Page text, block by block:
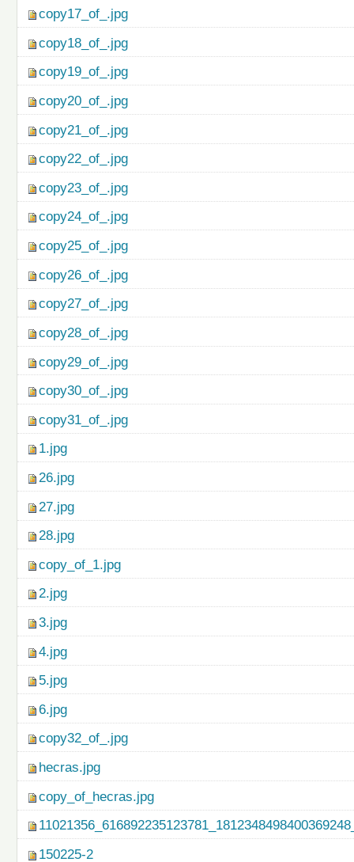
copy17_of_.jpg
copy18_of_.jpg
copy19_of_.jpg
copy20_of_.jpg
copy21_of_.jpg
copy22_of_.jpg
copy23_of_.jpg
copy24_of_.jpg
copy25_of_.jpg
copy26_of_.jpg
copy27_of_.jpg
copy28_of_.jpg
copy29_of_.jpg
copy30_of_.jpg
copy31_of_.jpg
1.jpg
26.jpg
27.jpg
28.jpg
copy_of_1.jpg
2.jpg
3.jpg
4.jpg
5.jpg
6.jpg
copy32_of_.jpg
hecras.jpg
copy_of_hecras.jpg
150225-2